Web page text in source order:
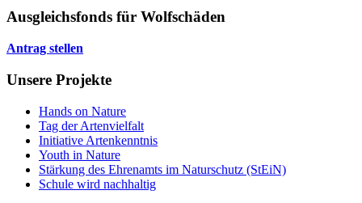
Ausgleichsfonds für Wolfschäden
Antrag stellen
Unsere Projekte
Hands on Nature
Tag der Artenvielfalt
Initiative Artenkenntnis
Youth in Nature
Stärkung des Ehrenamts im Naturschutz (StEiN)
Schule wird nachhaltig